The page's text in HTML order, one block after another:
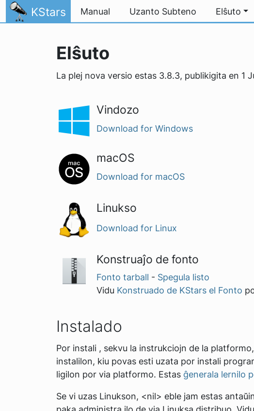
Salti al enhavo
KStars Manual Uzanto Subteno Elŝuto
Elŝuto
La plej nova versio estas 3.8.3, publikigita en 1
Vindozo
Download for Windows
macOS
Download for macOS
Linukso
Download for Linux
Konstruaĵo de fonto
Fonto tarball - Spegula listo
Vidu Konstruado de KStars el Fonto
Instalado
Por instali , sekvu la instrukciojn de la
instalilon, kiu povas esti uzata por instali
ligilon por via platformo. Estas ĝenerala lernilo
Se vi uzas Linukson, <nil> eble jam estas